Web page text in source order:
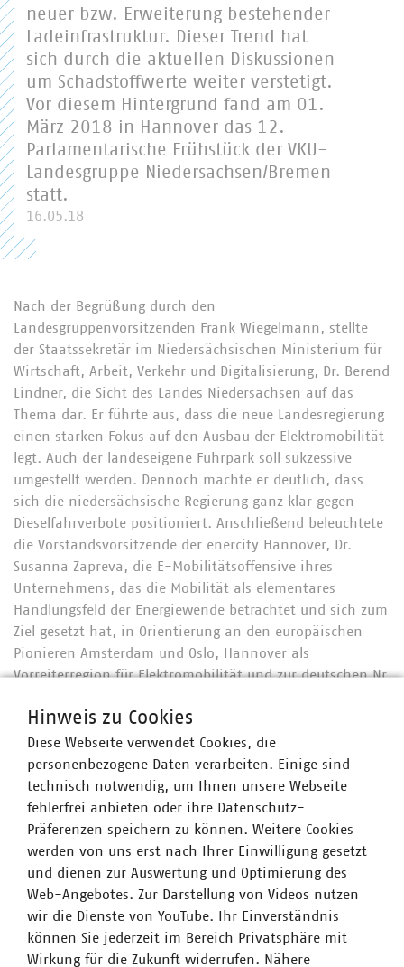
neuer bzw. Erweiterung bestehender
Ladeinfrastruktur. Dieser Trend hat
sich durch die aktuellen Diskussionen
um Schadstoffwerte weiter verstetigt.
Vor diesem Hintergrund fand am 01.
März 2018 in Hannover das 12.
Parlamentarische Frühstück der VKU-
Landesgruppe Niedersachsen/Bremen
statt.
16.05.18
Nach der Begrüßung durch den
Landesgruppenvorsitzenden Frank Wiegelmann, stellte
der Staatssekretär im Niedersächsischen Ministerium für
Wirtschaft, Arbeit, Verkehr und Digitalisierung, Dr. Berend
Lindner, die Sicht des Landes Niedersachsen auf das
Thema dar. Er führte aus, dass die neue Landesregierung
einen starken Fokus auf den Ausbau der Elektromobilität
legt. Auch der landeseigene Fuhrpark soll sukzessive
umgestellt werden. Dennoch machte er deutlich, dass
sich die niedersächsische Regierung ganz klar gegen
Dieselfahrverbote positioniert. Anschließend beleuchtete
die Vorstandsvorsitzende der enercity Hannover, Dr.
Susanna Zapreva, die E-Mobilitätsoffensive ihres
Unternehmens, das die Mobilität als elementares
Handlungsfeld der Energiewende betrachtet und sich zum
Ziel gesetzt hat, in Orientierung an den europäischen
Pionieren Amsterdam und Oslo, Hannover als
Vorreiterregion für Elektromobilität und zur deutschen Nr.
Walcher als Geschäftsführer der smartlab
Innovationsgesellschaft mbH und Betreiber der Plattform
ladenetz.de die Lösung seines Unternehmens für kleine
und mittlere Stadtwerke vor. Angebotsgegenstand des
kommunalen Unternehmens ist ein großes Netzwerk, in
dem kontinuierlich Ladesäulen gebaut und vernetzt
werden. Die Partner des Verbunds können ihren Kunden
so deutschlandweit sowie über die Grenzen hinaus
zahlreiche Lademöglichkeiten in- und außerhalb
Deutschlands bieten. Allein im Jahr 2017 haben sich dem
Netzwerk 61 neue Stadtwerke angeschlossen.
Abschließend fasste Landesgeschäftsführer Dr. Reinhold
Hinweis zu Cookies
Diese Webseite verwendet Cookies, die
personenbezogene Daten verarbeiten. Einige sind
technisch notwendig, um Ihnen unsere Webseite
fehlerfrei anbieten oder ihre Datenschutz-
Präferenzen speichern zu können. Weitere Cookies
werden von uns erst nach Ihrer Einwilligung gesetzt
und dienen zur Auswertung und Optimierung des
Web-Angebotes. Zur Darstellung von Videos nutzen
wir die Dienste von YouTube. Ihr Einverständnis
können Sie jederzeit im Bereich Privatsphäre mit
Wirkung für die Zukunft widerrufen. Nähere